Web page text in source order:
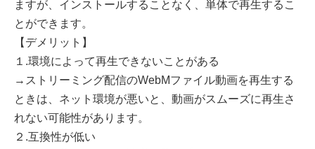
ますが、インストールすることなく、単体で再生するこ
とができます。
【デメリット】
１.環境によって再生できないことがある
→ストリーミング配信のWebMファイル動画を再生する
ときは、ネット環境が悪いと、動画がスムーズに再生さ
れない可能性があります。
２.互換性が低い